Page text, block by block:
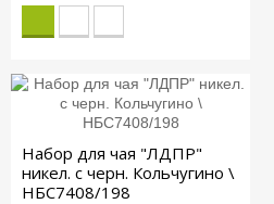
Набор для чая "ЛДПР"
никел. с черн. Кольчугино \
НБС7408/198